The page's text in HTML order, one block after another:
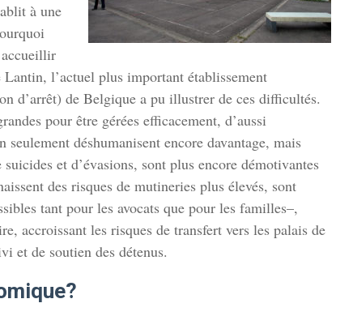
à une
l’actuel plus important établissement
d’arrêt) de Belgique a pu illustrer de ces difficultés.
pour être gérées efficacement, d’aussi
seulement déshumanisent encore davantage, mais
et d’évasions, sont plus encore démotivantes
des risques de mutineries plus élevés, sont
tant pour les avocats que pour les familles–,
accroissant les risques de transfert vers les palais de
et de soutien des détenus.